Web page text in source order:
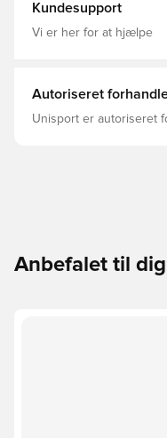
Kundesupport
Vi er her for at hjælpe
Autoriseret
Unisport er autoriseret
Anbefalet til dig